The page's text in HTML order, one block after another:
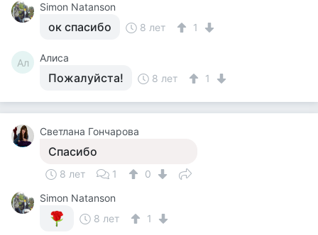
Simon Natanson
ок спасибо 8 лет 1
Ал Алиса
Пожалуйста! 8 лет 1
Светлана Гончарова
Спасибо
8 лет 1
0
Simon Natanson
8 лет
1